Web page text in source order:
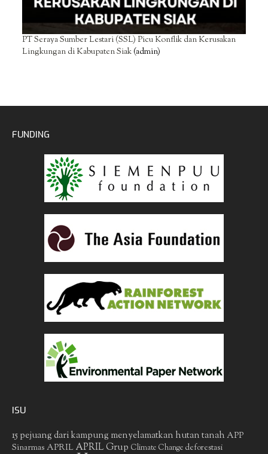
PT Seraya Sumber Lestari (SSL) Picu Konflik dan Kerusakan
Lingkungan di Kabupaten Siak(admin)
FUNDING
ISU
15 pejuang dari kampung menyelamatkan hutan tanah APP
Sinarmas APRIL APRIL Grup Climate Change deforestasi